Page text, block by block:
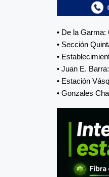
• De la Garma:
• Sección
•
• Juan E.
• Estación
• Gonzales